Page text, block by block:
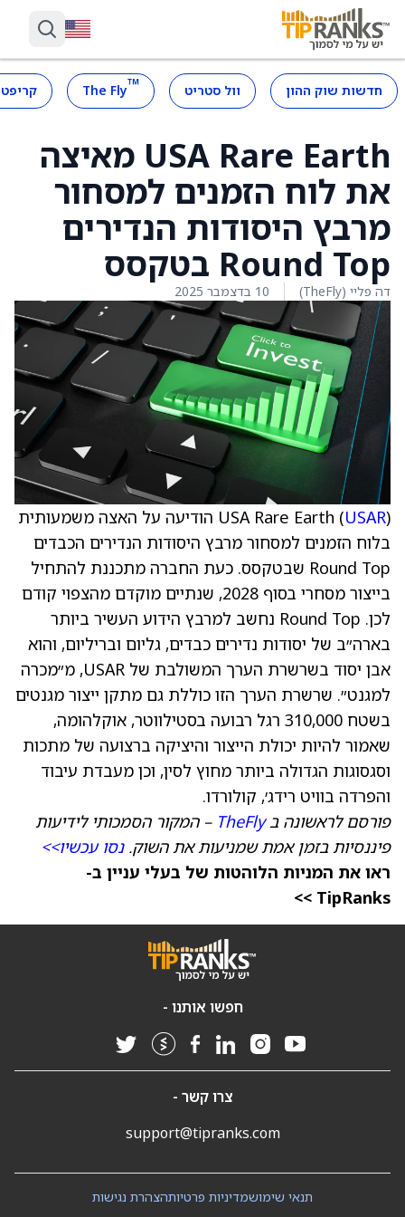
חדשות שוק ההון וול סטריט ™
The Fly
USA Rare Earth מאיצה
את לוח הזמנים למסחור
מרבץ היסודות הנדירים
Round Top בטקסס
דה פליי (TheFly) 10 בדצמבר 2025
USA Rare Earth (USAR
) הודיעה על האצה משמעותית
בלוח הזמנים למסחור מרבץ היסודות הנדירים הכבדים
Round Top שבטקסס. כעת החברה מתכננת להתחיל
בייצור מסחרי בסוף 2028, שנתיים מוקדם מהצפוי קודם
לכן. Round Top נחשב למרבץ הידוע העשיר ביותר
בארה״ב של יסודות נדירים כבדים, גליום ובריליום, והוא
אבן יסוד בשרשרת הערך המשולבת של USAR, מ״מכרה
למגנט״. שרשרת הערך הזו כוללת גם מתקן ייצור מגנטים
בשטח 310,000 רגל רבועה בסטילווטר, אוקלהומה,
שאמור להיות יכולת הייצור והיציקה ברצועה של מתכות
וסגסוגות הגדולה ביותר מחוץ לסין, וכן מעבדת עיבוד
והפרדה בוויט רידג׳, קולורדו.
פורסם לראשונה בTheFly – המקור הסמכותי לידיעות
פיננסיות בזמן אמת שמניעות את השוק.נסו עכשיו>>
ראו את המניות הלוהטות של בעלי עניין ב-
TipRanks >>
חפשו אותנו -
צרו קשר -
support@tipranks.com
הצהרת נגישותמדיניות פרטיותתנאי שימוש